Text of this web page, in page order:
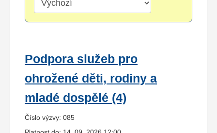
Podpora služeb pro
ohrožené děti, rodiny a
mladé dospělé (4)
Číslo výzvy: 085